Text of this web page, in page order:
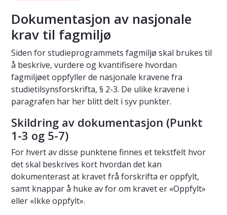
Dokumentasjon av nasjonale
krav til fagmiljø
Siden for studieprogrammets fagmiljø skal brukes til
å beskrive, vurdere og kvantifisere hvordan
fagmiljøet oppfyller de nasjonale kravene fra
studietilsynsforskrifta, § 2-3. De ulike kravene i
paragrafen har her blitt delt i syv punkter.
Skildring av dokumentasjon (Punkt
1-3 og 5-7)
For hvert av disse punktene finnes et tekstfelt hvor
det skal beskrives kort hvordan det kan
dokumenterast at kravet frå forskrifta er oppfylt,
samt knappar å huke av for om kravet er «Oppfylt»
eller «Ikke oppfylt».